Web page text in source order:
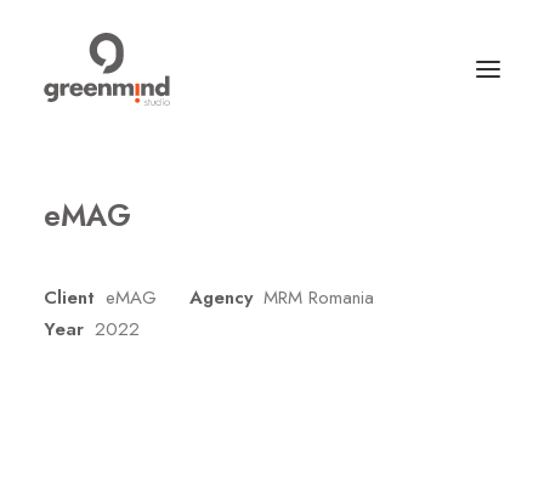
eMAG
Client eMAG Agency MRM Romania
Year 2022